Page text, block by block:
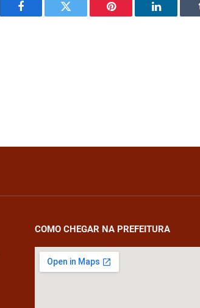
Facebook Twitter Pinterest LinkedIn
COMO CHEGAR NA PREFEITURA